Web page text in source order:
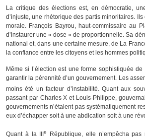
La critique des élections est, en démocratie,
d’injuste, une rhétorique des partis minoritaires.
morale. François Bayrou, haut-commissaire au
d’instaurer une « dose » de proportionnelle. Sa
national et, dans une certaine mesure, de La
la confiance entre les citoyens et les hommes
Même si l’élection est une forme sophistiquée
garantir la pérennité d’un gouvernement. Les
moins été un facteur d’instabilité. Quant aux
passant par Charles X et Louis-Philippe,
gouvernements n’étaient pas systématiquement
eux d’échapper soit à une abdication soit à une
Quant à la IIIe
République, elle n’empêcha